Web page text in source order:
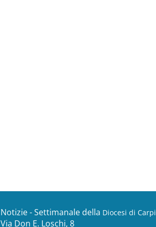
Notizie - Settimanale della Diocesi di Carpi
Via Don E. Loschi, 8